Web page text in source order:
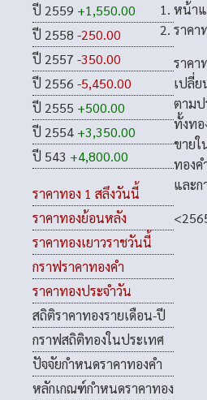
ปี 2559 +1,550.00
ปี 2558 -250.00
ปี 2557 -350.00
ปี 2556 -5,450.00
ปี 2555 +500.00
ปี 2554 +3,350.00
ปี 543 +4,800.00
ราคาทอง 1 สลึงวันนี้
ราคาทองย้อนหลัง
ราคาทองเยาวราชวันนี้
กราฟราคาทองคำ
ราคาทองประจำวัน
สถิติราคาทองรายเดือน-ปี
กราฟสถิติทองในประเทศ
ปัจจัยกำหนดราคาทองคำ
หลักเกณฑ์กำหนดราคาทอง
หน้าแ
ราคา
ราคา
เปลี่ย
ตามป
ทั้งท
ขายใ
ทองค
และก
<